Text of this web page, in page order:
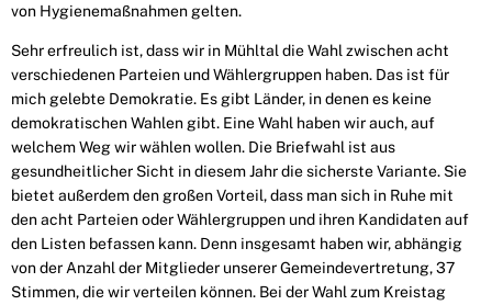
von Hygienemaßnahmen gelten.
Sehr erfreulich ist, dass wir in Mühltal die Wahl zwischen acht
verschiedenen Parteien und Wähler­gruppen haben. Das ist für
mich gelebte Demokratie. Es gibt Länder, in denen es keine
demokratischen Wahlen gibt. Eine Wahl haben wir auch, auf
welchem Weg wir wählen wollen. Die Briefwahl ist aus
gesundheitlicher Sicht in diesem Jahr die sicherste Variante. Sie
bietet außerdem den großen Vorteil, dass man sich in Ruhe mit
den acht Parteien oder Wählergruppen und ihren Kandidaten auf
den Listen befassen kann. Denn insgesamt haben wir, abhängig
von der Anzahl der Mitglieder unserer Gemein­devertretung, 37
Stimmen, die wir verteilen können. Bei der Wahl zum Kreistag